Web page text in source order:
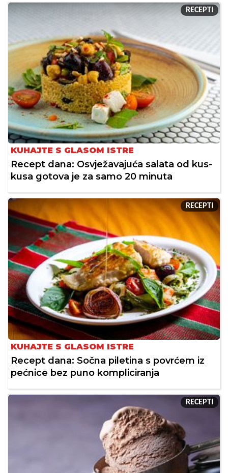
RECEPTI
KUHAJTE S GLASOM ISTRE
Recept dana: Osvježavajuća salata od kus-
kusa gotova je za samo 20 minuta
RECEPTI
KUHAJTE S GLASOM ISTRE
Recept dana: Sočna piletina s povrćem iz
pećnice bez puno kompliciranja
RECEPTI